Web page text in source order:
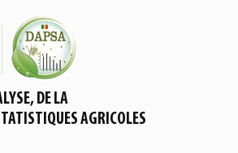
DE LA
AGRICOLES